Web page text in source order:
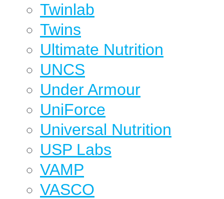
Twinlab
Twins
Ultimate Nutrition
UNCS
Under Armour
UniForce
Universal Nutrition
USP Labs
VAMP
VASCO